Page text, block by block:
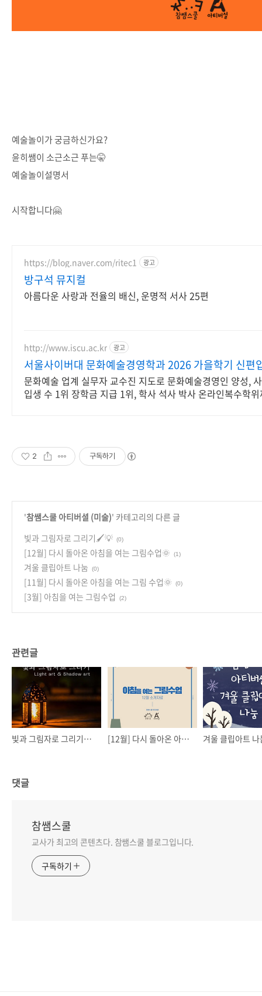
예술놀이가 궁금하신가요?
윤히쌤이 소근소근 푸는🤫
예술놀이설명서
시작합니다🤗
https://blog.naver.com/ritec1 광고
방구석 뮤지컬
아름다운 사랑과 전율의 배신, 운명적 서사 25편
http://www.iscu.ac.kr 광고
서울사이버대 문화예술경영학과 2026 가을학기 신편
문화예술 업계 실무자 교수진 지도로 문화예술경영인 양성,
입생 수 1위 장학금 지급 1위, 학사 석사 박사 온라인복수학
2 구독하기
'참쌤스쿨 아티버셜 (미술)' 카테고리의 다른 글
빛과 그림자로 그리기🖌️💡 (0)
[12월] 다시 돌아온 아침을 여는 그림수업🌞 (1)
겨울 클립아트 나눔 (0)
[11월] 다시 돌아온 아침을 여는 그림 수업🌞 (0)
[3월] 아침을 여는 그림수업 (2)
관련글
빛과 그림자로 그리기🖌️💡 [12월] 다시 돌아온 아침을 여는 그림수업🌞 겨울 클립아트 나
댓글
참쌤스쿨
교사가 최고의 콘텐츠다. 참쌤스쿨 블로그입니다.
구독하기